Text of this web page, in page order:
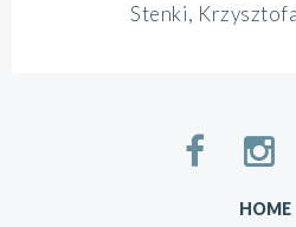
Stenki,
HOME